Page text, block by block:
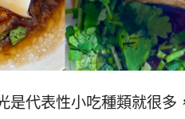
是代表性小吃種類就很